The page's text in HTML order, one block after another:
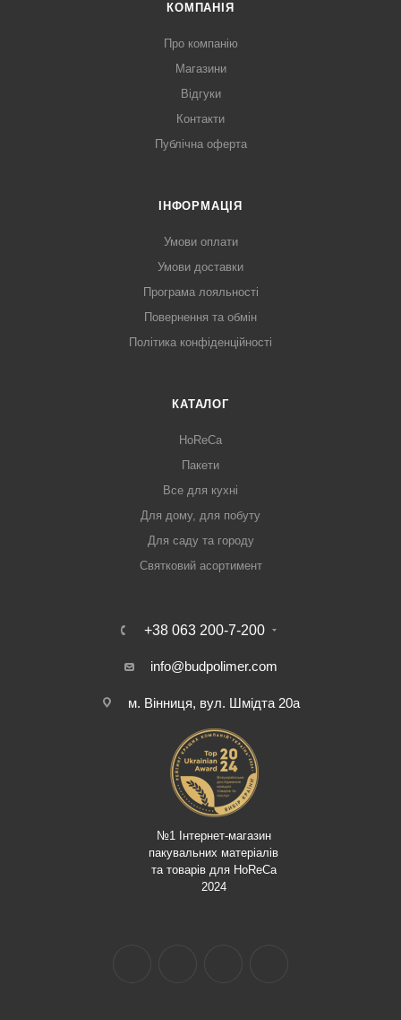
КОМПАНІЯ
Про компанію
Магазини
Відгуки
Контакти
Публічна оферта
ІНФОРМАЦІЯ
Умови оплати
Умови доставки
Програма лояльності
Повернення та обмін
Політика конфіденційності
КАТАЛОГ
HoReCa
Пакети
Все для кухні
Для дому, для побуту
Для саду та городу
Святковий асортимент
+38 063 200-7-200
info@budpolimer.com
м. Вінниця, вул. Шмідта 20а
№1 Інтернет-магазин
пакувальних матеріалів
та товарів для HoReCa
2024